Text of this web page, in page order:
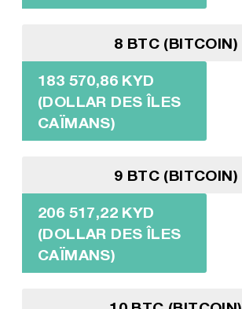
8 BTC (BITCOIN)
183 570,86 KYD
(DOLLAR DES ÎLES
CAÏMANS)
9 BTC (BITCOIN)
206 517,22 KYD
(DOLLAR DES ÎLES
CAÏMANS)